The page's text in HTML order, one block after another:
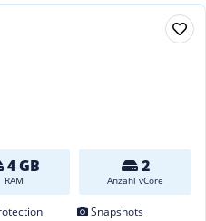
4 GB
RAM
2
Anzahl vCore
Snapshots